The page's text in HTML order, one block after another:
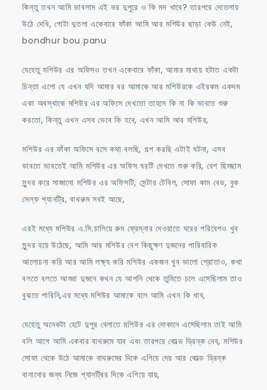
কিন্তু তখন আমি ভাবলাম এই ভর দুপুরে ও কি মদ খাবে? তারপরে দোতলায়
উঠে দেখি, গোটা দুতলা একেবারে ফাঁকা আমি আর মশিউর ছাড়া কেউ নেই,
bondhur bou panu
যেহেতু মশিউর এর অফিসও তখন একেবারে ফাঁকা, আমার মাথায় হটাত একটা
চিন্তা এলো যে এখন যদি আমার বর আমাকে আর মশিউরকে এইরকম একদম
একা অবস্থাকে মশিউর এর অফিসে দেখতো তাহলে কি না কি ভাবতে শুরু
করতো, কিন্তু এখন এসব ভেবে কি হবে, এখন আমি আর মশিউর,
মশিউর এর ফাঁকা অফিসে বসে কথা বলছি, গল্প করছি এটাই ঘটনা, এসব
ভাবতে ভাবতেই আমি মশিউর এর অফিস ঘরটি দেখতে শুরু করি, বেশ ছিমছাম
সুন্দর করে সাজানো মশিউর এর অফিসটি, সেন্টার টেবিল, সোফা কাম বেড, বুক
সেল্ফ প্যানট্রি, বাথরুম সবই আছে,
এরই মধ্যে মশিউর এ.সি.চালিয়ে রুম ফ্রেস্নার দেওয়াতে ঘরের পরিবেশও খুব
সুন্দর হয়ে উঠেছে, আমি আর মশিউর বেশ কিছুক্ষণ দুজনের পারিবারিক
আলোচনা করি আর আমি লক্ষ্য করি মশিউর একজন খুব ভালো শ্রোতাও, কথা
বলতে বলতে আমরা দুজনে কখন যে আপনি থেকে তুমিতে চলে এসেছিলাম তাও
বুঝতে পারিনি,এর মধ্যে মশিউর আমাকে বলে আমি এখন কি খাব,
যেহেতু অনেকটা হেটে দুপুর বেলাতে মশিউর এর দোকানে এসেছিলাম তাই আমি
বলি আগে আমি একবার বাথরুমে যাব এবং তারপরে কোল্ড ড্রিন্ক নেব, মশিউর
সোফা থেকে উঠে আমাকে বাথরুমের দিকে এগিয়ে দেয় আর কোল্ড ড্রিন্ক
বানানোর জন্য নিজে প্যানট্রির দিকে এগিয়ে যায়,